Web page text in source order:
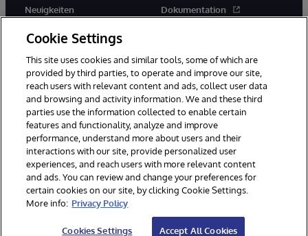
Neuigkeiten
Dokumentation
© 1996-2026 InterSystems Corporation, Boston, MA. Alle Rechte
vorbehalten.
Mitteilungen/Geschäftsbedingungen
Erklärung zum Datenschutz
Geld-zurück-Garantie
Impressum Barrierefreiheit
Cookie Settings
This site uses cookies and similar tools, some of which are
provided by third parties, to operate and improve our site,
reach users with relevant content and ads, collect user data
and browsing and activity information. We and these third
parties use the information collected to enable certain
features and functionality, analyze and improve
performance, understand more about users and their
interactions with our site, provide personalized user
experiences, and reach users with more relevant content
and ads. You can review and change your preferences for
certain cookies on our site, by clicking Cookie Settings.
More info: Privacy Policy
Cookies Settings Accept All Cookies